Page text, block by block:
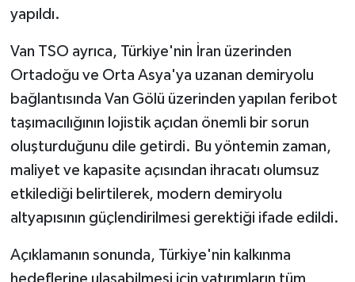
yapıldı.
Van TSO ayrıca, Türkiye'nin İran üzerinden
Ortadoğu ve Orta Asya'ya uzanan demiryolu
bağlantısında Van Gölü üzerinden yapılan feribot
taşımacılığının lojistik açıdan önemli bir sorun
oluşturduğunu dile getirdi. Bu yöntemin zaman,
maliyet ve kapasite açısından ihracatı olumsuz
etkilediği belirtilerek, modern demiryolu
altyapısının güçlendirilmesi gerektiği ifade edildi.
Açıklamanın sonunda, Türkiye'nin kalkınma
hedeflerine ulaşabilmesi için yatırımların tüm